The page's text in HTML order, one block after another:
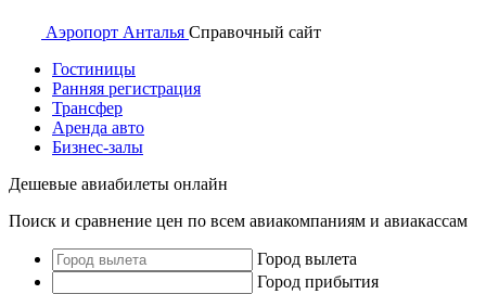
Аэропорт Анталья Справочный сайт
Гостиницы
Ранняя регистрация
Трансфер
Аренда авто
Бизнес-залы
Дешевые авиабилеты онлайн
Поиск и сравнение цен по всем авиакомпаниям и авиакассам
Город вылета
Город прибытия